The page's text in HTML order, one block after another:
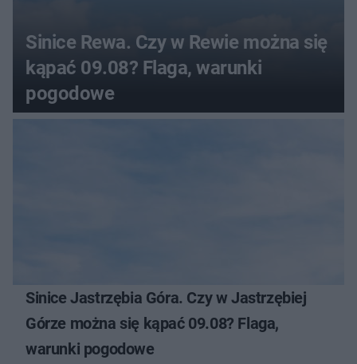
Sinice Rewa. Czy w Rewie można się
kąpać 09.08? Flaga, warunki
pogodowe
Sinice Jastrzębia Góra. Czy w Jastrzębiej
Górze można się kąpać 09.08? Flaga,
warunki pogodowe